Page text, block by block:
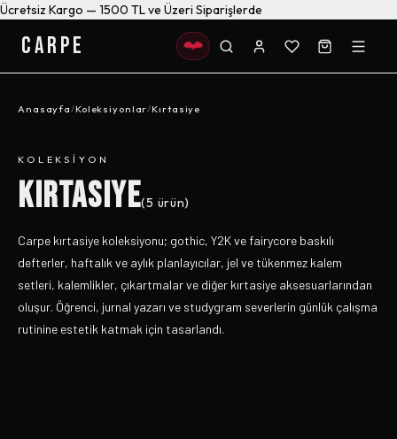
Ücretsiz Kargo — 1500 TL ve Üzeri Siparişlerde
CARPE
Anasayfa/Koleksiyonlar/Kırtasiye
KOLEKSIYON
KIRTASIYE(5 ürün)
Carpe kırtasiye koleksiyonu; gothic, Y2K ve fairycore baskılı
defterler, haftalık ve aylık planlayıcılar, jel ve tükenmez kalem
setleri, kalemlikler, çıkartmalar ve diğer kırtasiye aksesuarlarından
oluşur. Öğrenci, jurnal yazarı ve studygram severlerin günlük çalışma
rutinine estetik katmak için tasarlandı.